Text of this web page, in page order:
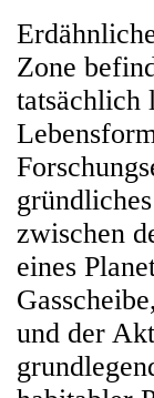
Zone
tatsächlich
zwischen
eines
und der